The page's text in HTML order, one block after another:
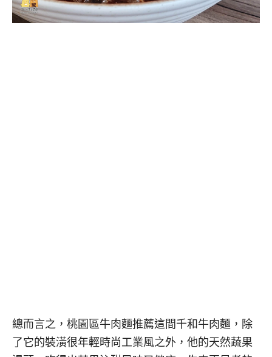
總而言之，桃園區牛肉麵推薦這間千和牛肉麵，除
了它的裝潢很年輕時尚工業風之外，他的天然蔬果